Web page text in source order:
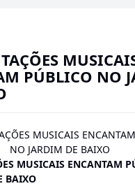
PÚBLICO NO
MUSICAIS ENCANTAM
BAIXO